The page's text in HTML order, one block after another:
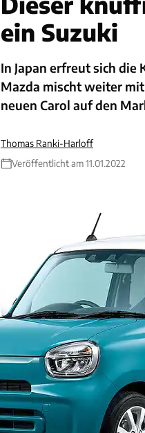
ein Suzuki
In Japan erfreut sich
Mazda mischt weiter
neuen Carol auf den
Thomas Ranki-Harloff
Veröffentlicht am 11.01.2022